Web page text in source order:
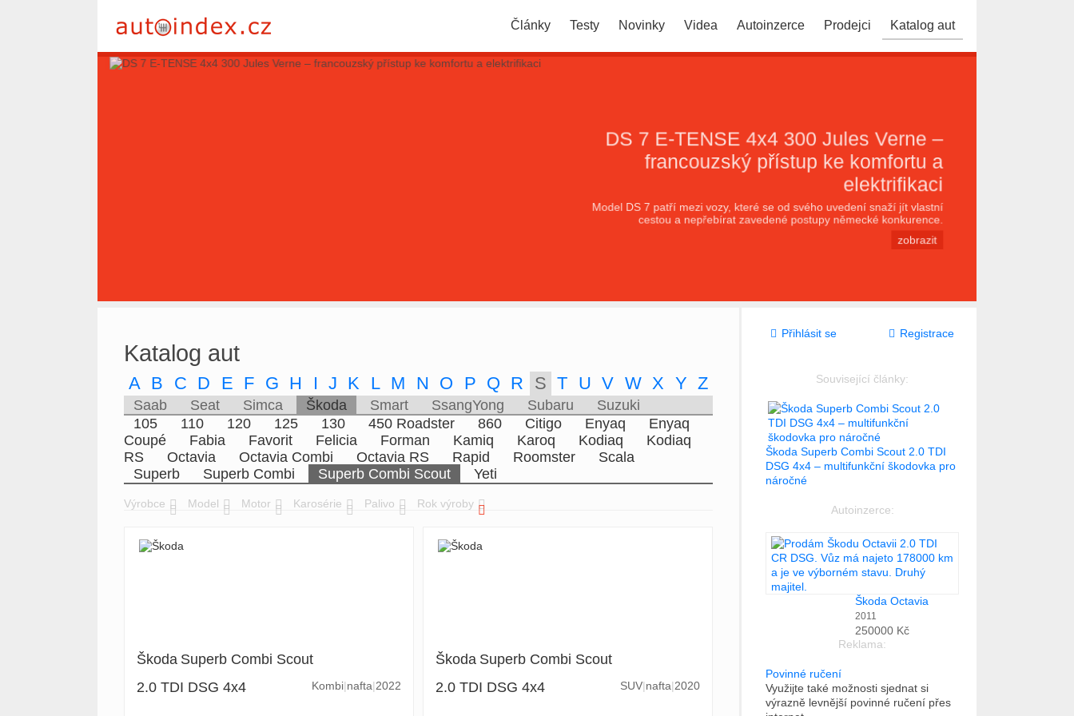
Články Testy Novinky Videa Autoinzerce Prodejci Katalog aut
DS 7 E-TENSE 4x4 300 Jules Verne –
francouzský přístup ke komfortu a
elektrifikaci
Model DS 7 patří mezi vozy, které se od svého uvedení snaží jít vlastní
cestou a nepřebírat zavedené postupy německé konkurence.
zobrazit
Katalog aut
A B C D E F G H I J K L M N O P Q R S T U V W X Y Z
Saab Seat Simca Škoda Smart SsangYong Subaru
Suzuki
105
110 120 125 130 450 Roadster 860 Citigo Enyaq
Enyaq
Coupé
Fabia Favorit Felicia Forman Kamiq Karoq Kodiaq
Kodiaq
RS
Octavia Octavia Combi Octavia RS Rapid Roomster
Scala
Superb
Superb Combi Superb Combi Scout Yeti
Výrobce Model Motor Karosérie Palivo Rok výroby
Škoda Superb Combi Scout
2022
2.0 TDI DSG 4x4 nafta
Kombi
Škoda Superb Combi Scout
2020
2.0 TDI DSG 4x4 nafta
SUV
Přihlásit se Registrace
Související články:
Škoda Superb Combi Scout 2.0 TDI
DSG 4x4 – multifunkční škodovka pro
náročné
Autoinzerce:
Škoda Octavia
2011
250000 Kč
Reklama:
Povinné ručení
Využijte také možnosti sjednat si
výrazně levnější povinné ručení přes